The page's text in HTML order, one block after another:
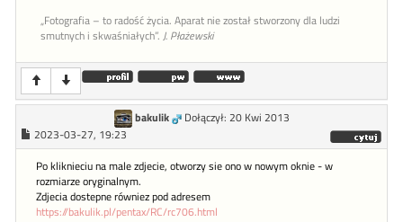
„Fotografia – to radość życia. Aparat nie został stworzony dla ludzi
smutnych i skwaśniałych”. J. Płażewski
bakulik
Dołączył: 20 Kwi 2013
2023-03-27, 19:23
Po kliknieciu na male zdjecie, otworzy sie ono w nowym oknie - w
rozmiarze oryginalnym.
Zdjecia dostepne równiez pod adresem
https://bakulik.pl/pentax/RC/rc706.html